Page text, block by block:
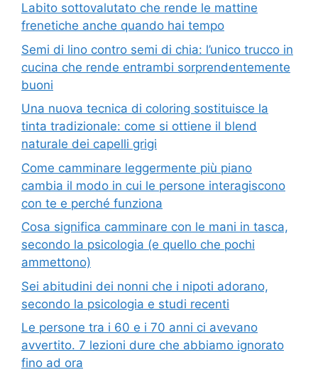
Labito sottovalutato che rende le mattine
frenetiche anche quando hai tempo
Semi di lino contro semi di chia: l’unico trucco in
cucina che rende entrambi sorprendentemente
buoni
Una nuova tecnica di coloring sostituisce la
tinta tradizionale: come si ottiene il blend
naturale dei capelli grigi
Come camminare leggermente più piano
cambia il modo in cui le persone interagiscono
con te e perché funziona
Cosa significa camminare con le mani in tasca,
secondo la psicologia (e quello che pochi
ammettono)
Sei abitudini dei nonni che i nipoti adorano,
secondo la psicologia e studi recenti
Le persone tra i 60 e i 70 anni ci avevano
avvertito. 7 lezioni dure che abbiamo ignorato
fino ad ora